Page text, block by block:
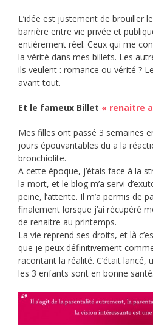
L’idée est justement de brouiller
barrière entre vie privée et
entièrement réel. Ceux qui me
la vérité dans mes billets. Les
ils veulent : romance ou vérité ?
avant tout.
Et le fameux Billet « renaitre
Mes filles ont passé 3 semaines
jours épouvantables du a la
bronchiolite.
A cette époque, j’étais face à la
la mort, et le blog m’a servi
peine, l’attente. Il m’a permis de
finalement lorsque j’ai récupéré
de renaitre au printemps.
La vie reprend ses droits, et là
que je peux définitivement
racontant la réalité. C’était lancé,
les 3 enfants sont en bonne santé.